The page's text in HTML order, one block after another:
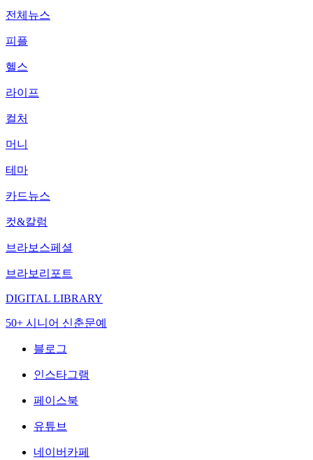
전체뉴스
피플
헬스
라이프
컬처
머니
테마
카드뉴스
컷&칼럼
브라보스페셜
브라보리포트
DIGITAL LIBRARY
50+ 시니어 신춘문예
블로그
인스타그램
페이스북
유튜브
네이버카페